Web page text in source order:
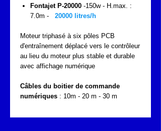
Fontajet P-20000 -150w - H.max. :
7.0m - 20000 litres/h
Moteur triphasé à six pôles PCB
d'entraînement déplacé vers le contrôleur
au lieu du moteur plus stable et durable
avec affichage numérique
Câbles du boitier de commande
numériques : 10m - 20 m - 30 m